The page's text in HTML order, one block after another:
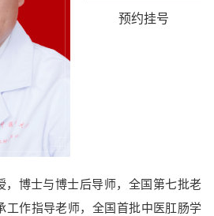
预约挂号
，博士与博士后导师，全国第七批老
工作指导老师，全国首批中医肛肠学